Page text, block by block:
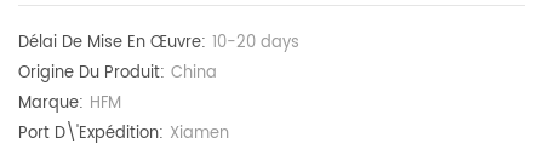
Délai De Mise En Œuvre: 10-20 days
Origine Du Produit: China
Marque: HFM
Port D\'expédition: Xiamen